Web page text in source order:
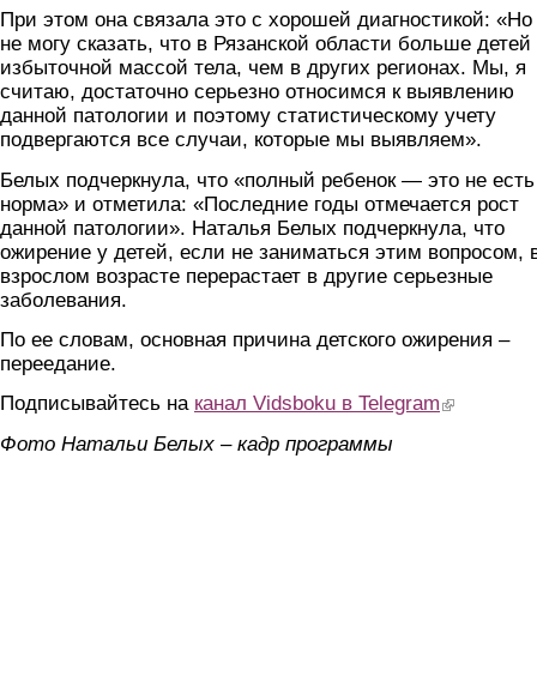
При этом она связала это с хорошей диагностикой: «Но
не могу сказать, что в Рязанской области больше детей
избыточной массой тела, чем в других регионах. Мы, я
считаю, достаточно серьезно относимся к выявлению
данной патологии и поэтому статистическому учету
подвергаются все случаи, которые мы выявляем».
Белых подчеркнула, что «полный ребенок — это не есть
норма» и отметила: «Последние годы отмечается рост
данной патологии». Наталья Белых подчеркнула, что
ожирение у детей, если не заниматься этим вопросом,
взрослом возрасте перерастает в другие серьезные
заболевания.
По ее словам, основная причина детского ожирения –
переедание.
Подписывайтесь на канал Vidsboku в Telegram (link is
Фото Натальи Белых – кадр программы